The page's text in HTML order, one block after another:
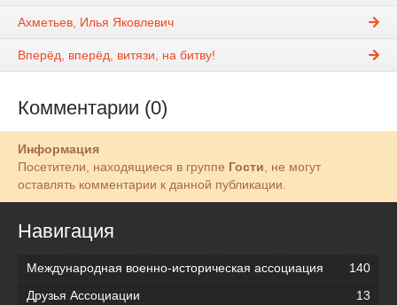
Ахметьев, Илья Яковлевич
Вперёд, вперёд, витязи, на битву!
Комментарии (0)
Информация
Посетители, находящиеся в группе Гости , не могут
оставлять комментарии к данной публикации.
Навигация
Международная военно-историческая ассоциация
140
Друзья Ассоциации
13